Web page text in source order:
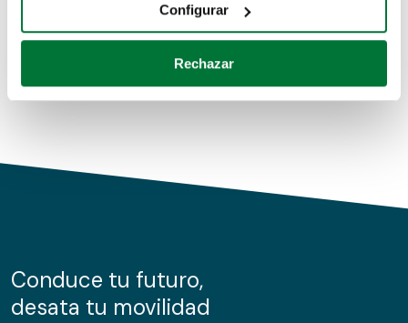
Identificar su dispositivo analizándolo activamente
para buscar características específicas (huellas
Obtenga más información sobre cómo se procesan sus
de cookies.
información sobre el uso que haga del sitio web con
nuestros partners de redes sociales, publicidad y análisis
Configurar
Rechazar
Conduce tu futuro,
desata tu movilidad